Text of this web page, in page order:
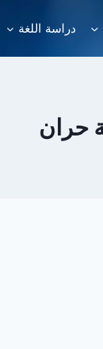
دراسة اللغة
حران